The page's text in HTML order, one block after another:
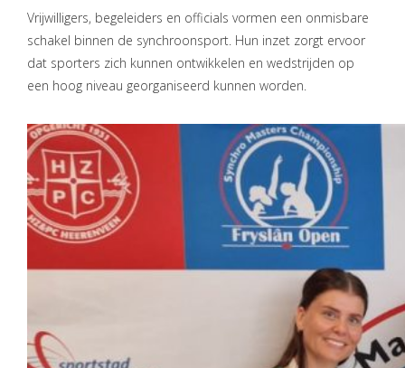
Vrijwilligers, begeleiders en officials vormen een onmisbare
schakel binnen de synchroonsport. Hun inzet zorgt ervoor
dat sporters zich kunnen ontwikkelen en wedstrijden op
een hoog niveau georganiseerd kunnen worden.